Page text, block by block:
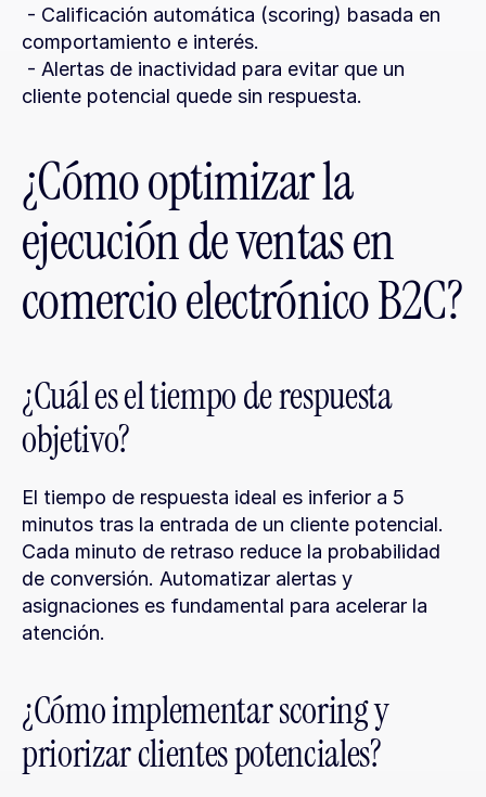
comportamiento e interés.
cliente potencial quede sin respuesta.
¿Cómo optimizar la
ejecución de ventas en
comercio electrónico B2C?
¿Cuál es el tiempo de respuesta
objetivo?
El tiempo de respuesta ideal es inferior a 5
minutos tras la entrada de un cliente potencial.
Cada minuto de retraso reduce la probabilidad
de conversión. Automatizar alertas y
asignaciones es fundamental para acelerar la
atención.
¿Cómo implementar scoring y
priorizar clientes potenciales?